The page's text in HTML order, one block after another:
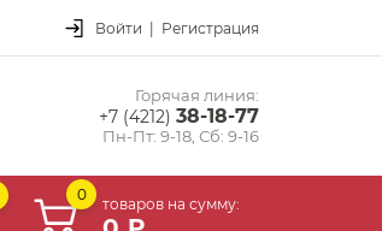
Войти | Регистрация
Горячая линия:
+7 (4212) 38-18-77
Пн-Пт: 9-18, Сб: 9-16
0
товаров на сумму: